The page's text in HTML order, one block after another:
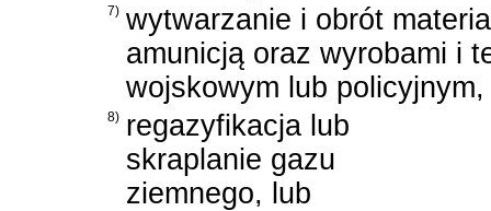
7) wytwarzanie i obrót
amunicją oraz wyrobami i
wojskowym lub policyjnym,
8) regazyfikacja lub
skraplanie gazu
ziemnego, lub